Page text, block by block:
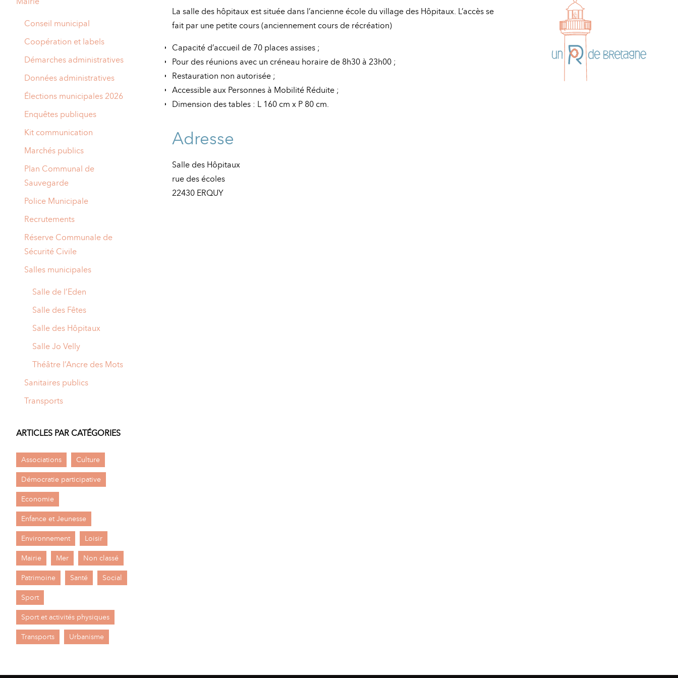
La salle des hôpitaux est située dans l’ancienne école du village des Hôpitaux. L’accès se
fait par une petite cours (anciennement cours de récréation)
Capacité d’accueil de 70 places assises ;
Pour des réunions avec un créneau horaire de 8h30 à 23h00 ;
Restauration non autorisée ;
Accessible aux Personnes à Mobilité Réduite ;
Dimension des tables : L 160 cm x P 80 cm.
Adresse
Salle des Hôpitaux
rue des écoles
22430 ERQUY
Conseil municipal
Coopération et labels
Démarches administratives
Données administratives
Élections municipales 2026
Enquêtes publiques
Kit communication
Marchés publics
Plan Communal de
Sauvegarde
Police Municipale
Recrutements
Réserve Communale de
Sécurité Civile
Salles municipales
Salle de l’Eden
Salle des Fêtes
Salle des Hôpitaux
Salle Jo Velly
Théâtre l’Ancre des Mots
Sanitaires publics
Transports
ARTICLES PAR CATÉGORIES
Associations Culture
Démocratie participative
Economie
Enfance et Jeunesse
Environnement Loisir
Mairie Mer Non classé
Patrimoine Santé Social
Sport
Sport et activités physiques
Transports Urbanisme